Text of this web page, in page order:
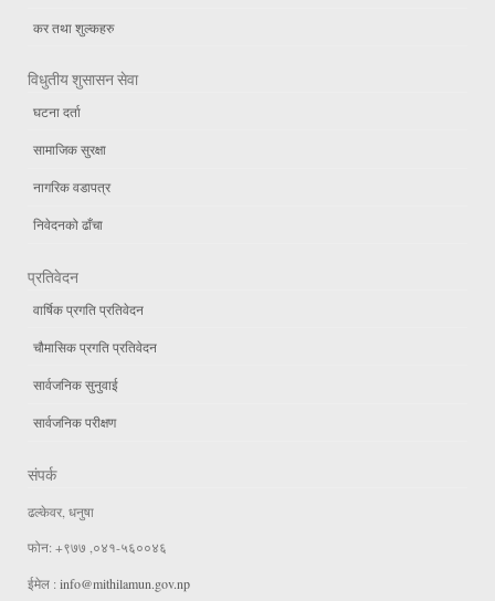
कर तथा शुल्कहरु
विधुतीय शुसासन सेवा
घटना दर्ता
सामाजिक सुरक्षा
नागरिक वडापत्र
निवेदनको ढाँचा
प्रतिवेदन
वार्षिक प्रगति प्रतिवेदन
चौमासिक प्रगति प्रतिवेदन
सार्वजनिक सुनुवाई
सार्वजनिक परीक्षण
संपर्क
ढल्केवर, धनुषा
फोन: +९७७ ,०४१-५६००४६
ईमेल : info@mithilamun.gov.np